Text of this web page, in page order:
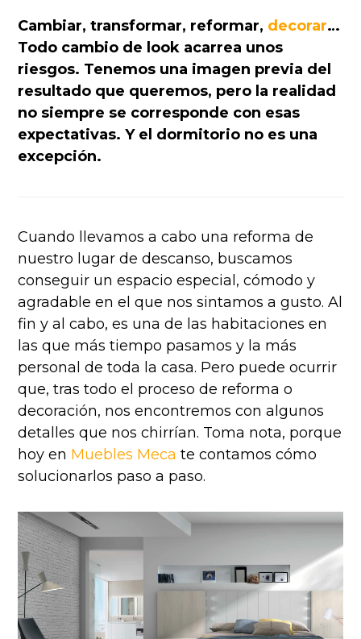
Cambiar, transformar, reformar, decorar…
Todo cambio de look acarrea unos
riesgos. Tenemos una imagen previa del
resultado que queremos, pero la realidad
no siempre se corresponde con esas
expectativas. Y el dormitorio no es una
excepción.
Cuando llevamos a cabo una reforma de
nuestro lugar de descanso, buscamos
conseguir un espacio especial, cómodo y
agradable en el que nos sintamos a gusto. Al
fin y al cabo, es una de las habitaciones en
las que más tiempo pasamos y la más
personal de toda la casa. Pero puede ocurrir
que, tras todo el proceso de reforma o
decoración, nos encontremos con algunos
detalles que nos chirrían. Toma nota, porque
hoy en Muebles Meca te contamos cómo
solucionarlos paso a paso.